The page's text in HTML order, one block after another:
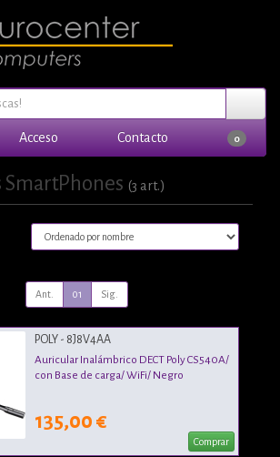
Acceso Contacto 0
(3 art.)
Ant. 01 Sig.
POLY - 8J8V4AA
Auricular Inalámbrico DECT Poly CS540A/
con Base de carga/ WiFi/ Negro
135,00 €
Comprar